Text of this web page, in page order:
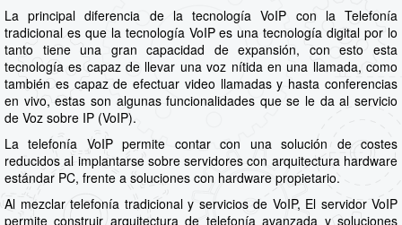
La principal diferencia de la tecnología VoIP con la Telefonía
tradicional es que la tecnología VoIP es una tecnología digital por lo
tanto tiene una gran capacidad de expansión, con esto esta
tecnología es capaz de llevar una voz nítida en una llamada, como
también es capaz de efectuar video llamadas y hasta conferencias
en vivo, estas son algunas funcionalidades que se le da al servicio
de Voz sobre IP (VoIP).
La telefonía VoIP permite contar con una solución de costes
reducidos al implantarse sobre servidores con arquitectura hardware
estándar PC, frente a soluciones con hardware propietario.
Al mezclar telefonía tradicional y servicios de VoIP, El servidor VoIP
permite construir arquitectura de telefonía avanzada y soluciones